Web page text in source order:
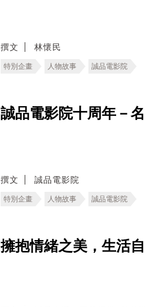
撰文 林懷民
特別企畫 人物故事 誠品電影院
誠品電影院十周年－
撰文 誠品電影院
特別企畫 人物故事 誠品電影院
擁抱情緒之美，生活